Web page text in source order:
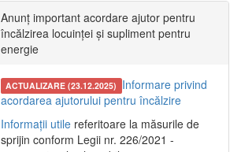
Anunț important acordare ajutor pentru
încălzirea locuinței și supliment pentru
energie
ACTUALIZARE (23.12.2025) Informare privind
acordarea ajutorului pentru încălzire
Informații utile referitoare la măsurile de
sprijin conform Legii nr. 226/2021 -